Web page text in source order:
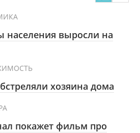
выросли на
хозяина дома
покажет фильм про